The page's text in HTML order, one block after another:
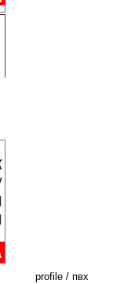
profile / пвх